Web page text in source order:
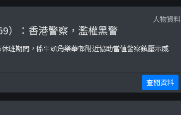
人物資料
）：香港警察，濫權黑警
班期間，係牛頭角樂華邨附近協助當值警察鎮壓示威
查閱資料